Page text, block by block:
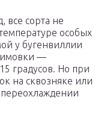
все сорта не
особых
у бугенвиллии
—
градусов. Но при
на сквозняке или